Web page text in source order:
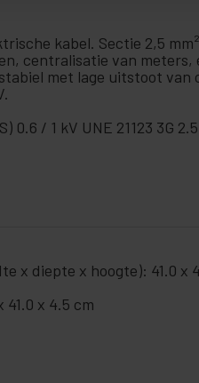
kabel. Sectie 2,5
centralisatie van meters,
met lage uitstoot van
0.6 / 1 kV UNE 21123 3G
x diepte x hoogte): 41.0 x
41.0 x 4.5 cm